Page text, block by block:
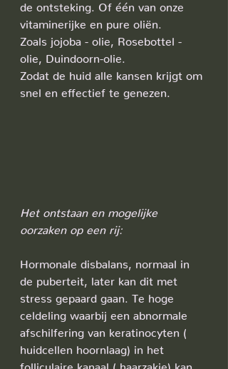
de ontsteking. Of één van onze
vitaminerijke en pure oliën.
Zoals jojoba - olie, Rosebottel -
olie, Duindoorn-olie.
Zodat de huid alle kansen krijgt om
snel en effectief te genezen.
Het ontstaan en mogelijke
oorzaken op een rij:
Hormonale disbalans, normaal in
de puberteit, later kan dit met
stress gepaard gaan. Te hoge
celdeling waarbij een abnormale
afschilfering van keratinocyten (
huidcellen hoornlaag) in het
folliculaire kanaal ( haarzakje) kan